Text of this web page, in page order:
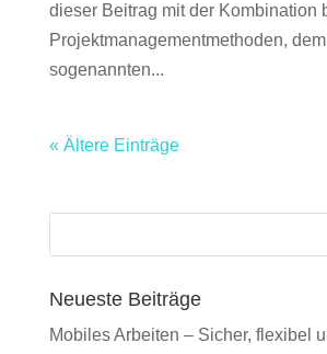
dieser Beitrag mit der Kombination
Projektmanagementmethoden, dem
sogenannten...
« Ältere Einträge
Neueste Beiträge
Mobiles Arbeiten – Sicher, flexibel